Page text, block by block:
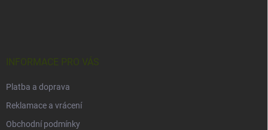
INFORMACE PRO VÁS
Platba a doprava
Reklamace a vrácení
Obchodní podmínky